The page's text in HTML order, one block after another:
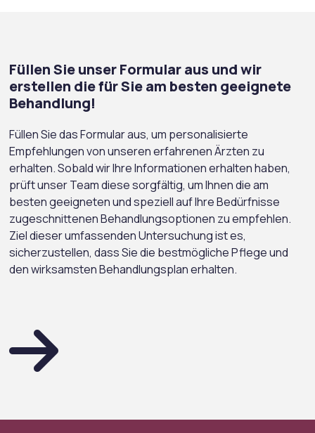
Füllen Sie unser Formular aus und wir
erstellen die für Sie am besten geeignete
Behandlung!
Füllen Sie das Formular aus, um personalisierte
Empfehlungen von unseren erfahrenen Ärzten zu
erhalten. Sobald wir Ihre Informationen erhalten haben,
prüft unser Team diese sorgfältig, um Ihnen die am
besten geeigneten und speziell auf Ihre Bedürfnisse
zugeschnittenen Behandlungsoptionen zu empfehlen.
Ziel dieser umfassenden Untersuchung ist es,
sicherzustellen, dass Sie die bestmögliche Pflege und
den wirksamsten Behandlungsplan erhalten.